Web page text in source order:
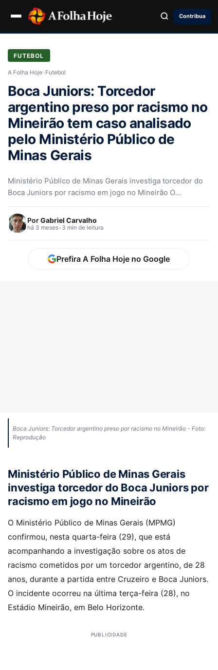
Contribua
FUTEBOL
A Folha Hoje› Futebol
Boca Juniors: Torcedor
argentino preso por racismo no
Mineirão tem caso analisado
pelo Ministério Público de
Minas Gerais
Ministério Público de Minas Gerais investiga torcedor do
Boca Juniors por racismo em jogo no Mineirão O
PorGabriel Carvalho
há 3 meses• 3 min de leitura
Prefira A Folha Hoje no Google
Boca Juniors: Torcedor argentino preso por racismo no Mineirão - Foto:
Reprodução
Ministério Público de Minas Gerais
investiga torcedor do Boca Juniors por
racismo em jogo no Mineirão
O Ministério Público de Minas Gerais (MPMG)
confirmou, nesta quarta-feira (29), que está
acompanhando a investigação sobre os atos de
racismo cometidos por um torcedor argentino, de 28
anos, durante a partida entre Cruzeiro e Boca Juniors.
O incidente ocorreu na última terça-feira (28), no
Estádio Mineirão, em Belo Horizonte.
PUBLICIDADE